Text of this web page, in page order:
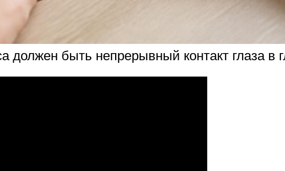
должен быть непрерывный контакт глаза в